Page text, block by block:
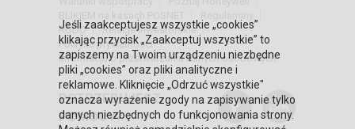
RODO
Relacje inwestorskie
Polityka prywatności
Informacja o przetwarzaniu danych osobowych
POTRZEBUJESZ
POMOCY?
Jeśli zaakceptujesz wszystkie „cookies”
klikając przycisk „Zaakceptuj wszystkie” to
zapiszemy na Twoim urządzeniu niezbędne
pliki „cookies” oraz pliki analityczne i
reklamowe. Kliknięcie „Odrzuć wszystkie"
oznacza wyrażenie zgody na zapisywanie tylko
danych niezbędnych do funkcjonowania strony.